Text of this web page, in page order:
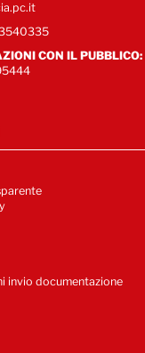
CON IL PUBBLICO:
invio documentazione